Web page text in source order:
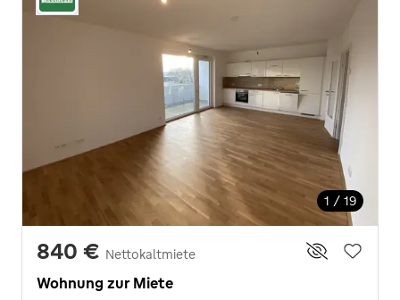
1 / 19
840 € Nettokaltmiete
Wohnung zur Miete